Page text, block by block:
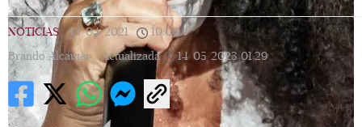
NOTICIAS | 13/04/2021 10:06 |
Brando Alcauter |
Actualizada 14/05/2023 01:29